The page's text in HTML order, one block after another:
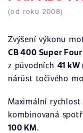
(od roku 2008)
Zvýšení výkonu
CB 400 Super Four
z původních 41 kW
nárůst točivého
Maximální
kombinovaná
100 KM.